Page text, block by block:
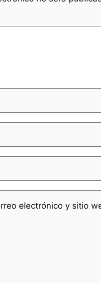
electrónico y sitio